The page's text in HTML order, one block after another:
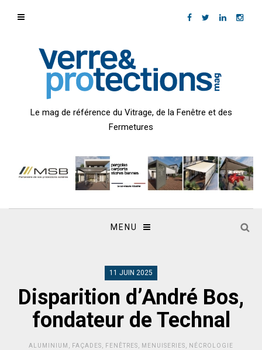
Le mag de référence du Vitrage, de la Fenêtre et des
Fermetures
MENU
11 JUIN 2025
Disparition d’André Bos,
fondateur de Technal
ALUMINIUM FAÇADES FENÊTRES MENUISERIES NÉCROLOGIE